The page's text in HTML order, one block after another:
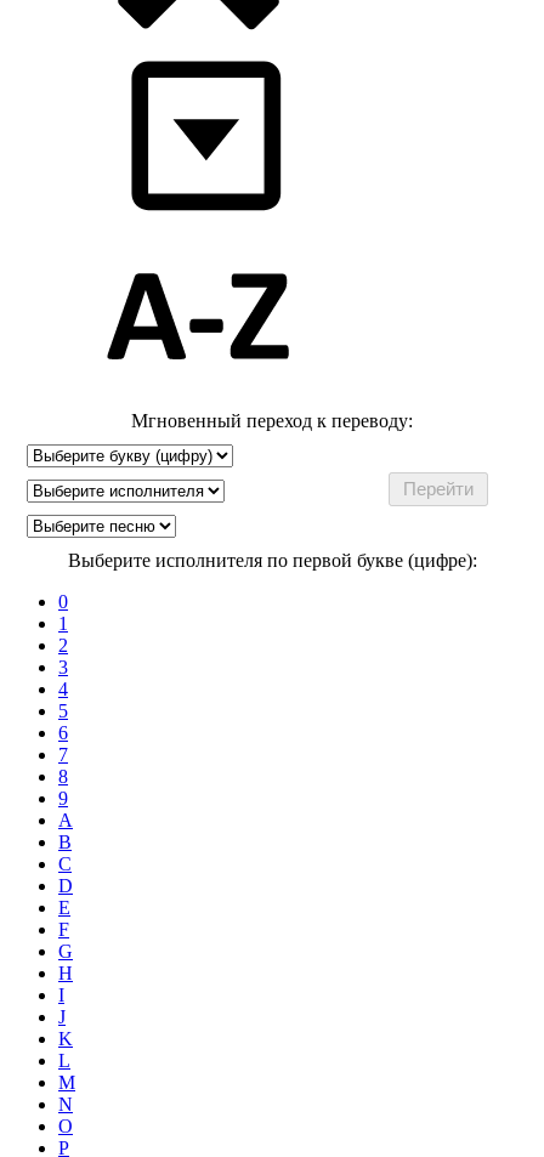
Мгновенный переход к переводу:
Выберите исполнителя по первой букве (цифре):
0
1
2
3
4
5
6
7
8
9
A
B
C
D
E
F
G
H
I
J
K
L
M
N
O
P